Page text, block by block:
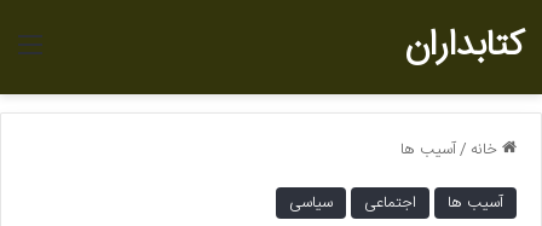
کتابداران
خانه /آسیب ها
آسیب ها
اجتماعی سیاسی